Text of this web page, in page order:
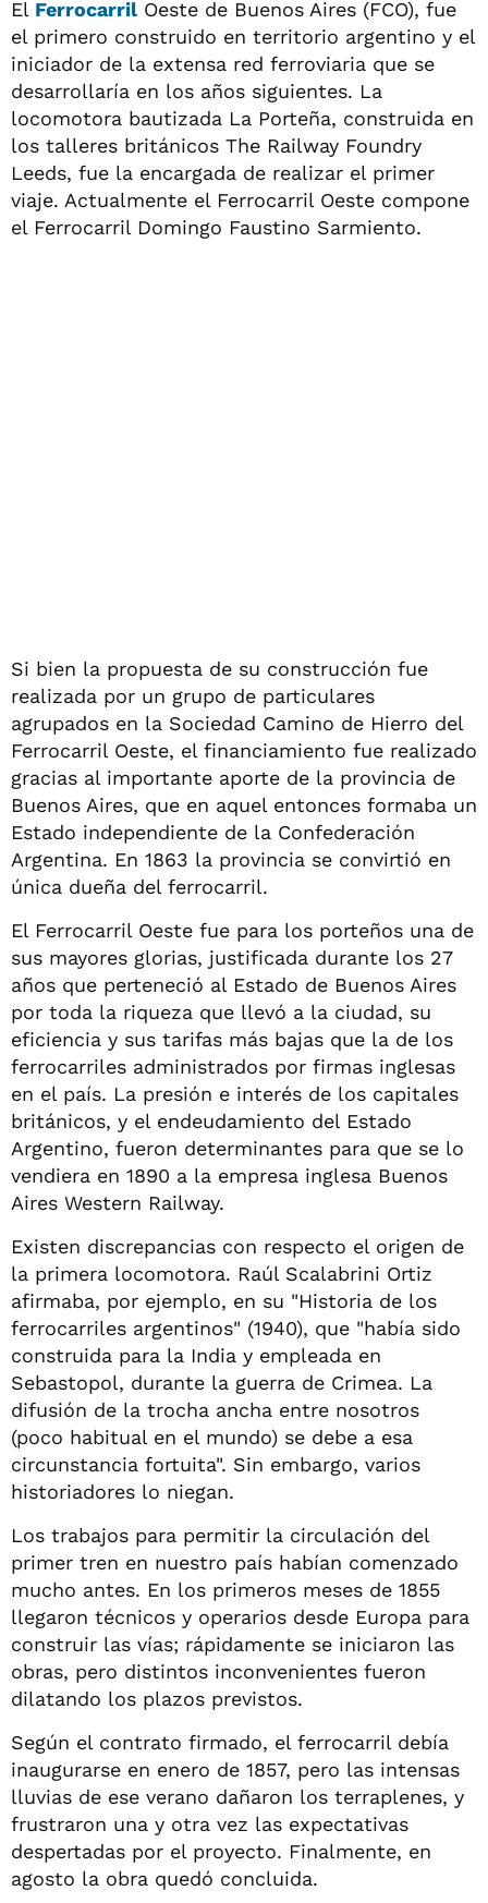
El Ferrocarril Oeste de Buenos Aires (FCO), fue
el primero construido en territorio argentino y el
iniciador de la extensa red ferroviaria que se
desarrollaría en los años siguientes. La
locomotora bautizada La Porteña, construida en
los talleres británicos The Railway Foundry
Leeds, fue la encargada de realizar el primer
viaje. Actualmente el Ferrocarril Oeste compone
el Ferrocarril Domingo Faustino Sarmiento.
Si bien la propuesta de su construcción fue
realizada por un grupo de particulares
agrupados en la Sociedad Camino de Hierro del
Ferrocarril Oeste, el financiamiento fue realizado
gracias al importante aporte de la provincia de
Buenos Aires, que en aquel entonces formaba un
Estado independiente de la Confederación
Argentina. En 1863 la provincia se convirtió en
única dueña del ferrocarril.
El Ferrocarril Oeste fue para los porteños una de
sus mayores glorias, justificada durante los 27
años que perteneció al Estado de Buenos Aires
por toda la riqueza que llevó a la ciudad, su
eficiencia y sus tarifas más bajas que la de los
ferrocarriles administrados por firmas inglesas
en el país. La presión e interés de los capitales
británicos, y el endeudamiento del Estado
Argentino, fueron determinantes para que se lo
vendiera en 1890 a la empresa inglesa Buenos
Aires Western Railway.
Existen discrepancias con respecto el origen de
la primera locomotora. Raúl Scalabrini Ortiz
afirmaba, por ejemplo, en su "Historia de los
ferrocarriles argentinos" (1940), que "había sido
construida para la India y empleada en
Sebastopol, durante la guerra de Crimea. La
difusión de la trocha ancha entre nosotros
(poco habitual en el mundo) se debe a esa
circunstancia fortuita". Sin embargo, varios
historiadores lo niegan.
Los trabajos para permitir la circulación del
primer tren en nuestro país habían comenzado
mucho antes. En los primeros meses de 1855
llegaron técnicos y operarios desde Europa para
construir las vías; rápidamente se iniciaron las
obras, pero distintos inconvenientes fueron
dilatando los plazos previstos.
Según el contrato firmado, el ferrocarril debía
inaugurarse en enero de 1857, pero las intensas
lluvias de ese verano dañaron los terraplenes, y
frustraron una y otra vez las expectativas
despertadas por el proyecto. Finalmente, en
agosto la obra quedó concluida.